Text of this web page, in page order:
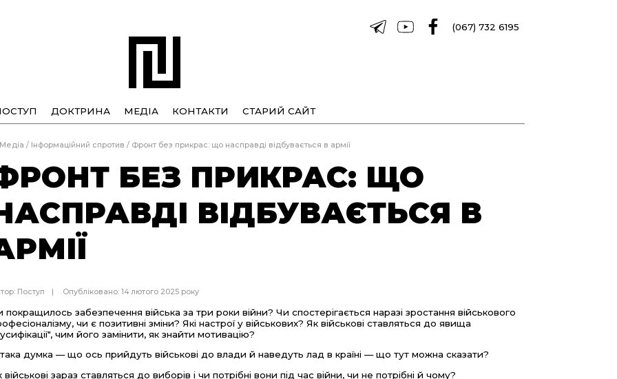
(067) 732 6195
ДОКТРИНА МЕДІА КОНТАКТИ СТАРИЙ САЙТ
Медіа / Інформаційний спротив / Фронт без прикрас: що насправді відбувається в армії
БЕЗ ПРИКРАС: ЩО
ВІДБУВАЄТЬСЯ В
Поступ Опубліковано: 14 лютого 2025 року
покращилось забезпечення війська за три роки війни? Чи спостерігається наразі зростання військового
чи є позитивні зміни? Які настрої у військових? Як військові ставляться до явища
чим його замінити, як знайти мотивацію?
думка — що ось прийдуть військові до влади й наведуть лад в країні — що тут можна сказати?
військові зараз ставляться до виборів і чи потрібні вони під час війни, чи не потрібні й чому?